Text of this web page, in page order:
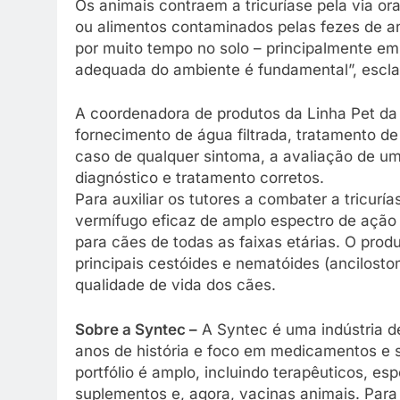
Os animais contraem a tricuríase pela via
ou alimentos contaminados pelas fezes de
por muito tempo no solo – principalmente
adequada do ambiente é fundamental”,
A coordenadora de produtos da Linha Pet
fornecimento de água filtrada, tratamento
caso de qualquer sintoma, a avaliação de
diagnóstico e tratamento corretos.
Para auxiliar os tutores a combater a
vermífugo eficaz de amplo espectro de
para cães de todas as faixas etárias. O
principais cestóides e nematóides
qualidade de vida dos cães.
Sobre a Syntec – A Syntec é uma indústria
anos de história e foco em medicamentos e
portfólio é amplo, incluindo terapêuticos,
suplementos e, agora, vacinas animais.